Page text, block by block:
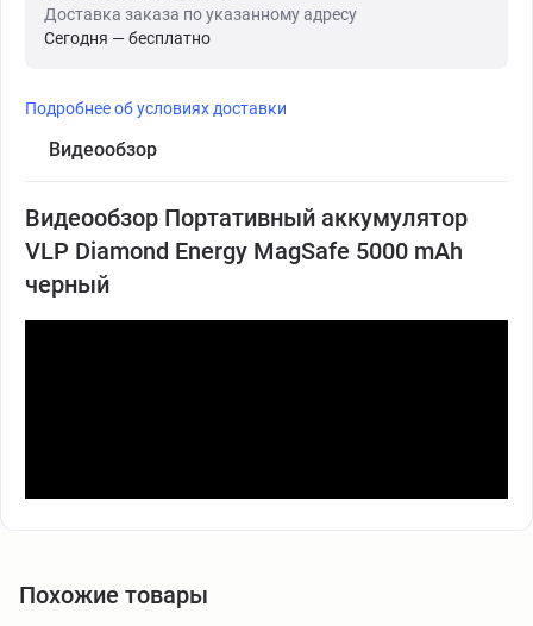
Доставка заказа по указанному адресу
Сегодня — бесплатно
Подробнее об условиях доставки
Видеообзор
Видеообзор Портативный аккумулятор
VLP Diamond Energy MagSafe 5000 mAh
черный
Похожие товары